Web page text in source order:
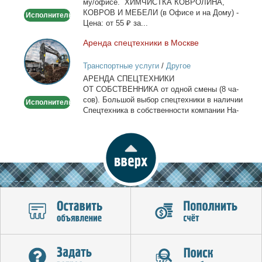
Исполнитель
му/офи­се. ХИМЧИСТКА КОВРОЛИНА,
КОВРОВ И МЕБЕЛИ (в Офи­се и на До­му) -
Це­на: от 55 ₽ за...
Аренда
спецтехники
в
Москве
Исполнитель
Арен­да спец­тех­ни­ки в Москве
Транспортные услуги/ Другое
АРЕНДА СПЕЦТЕХНИКИ
ОТ СОБСТВЕННИКА от од­ной сме­ны (8 ча­
сов). Боль­шой вы­бор спец­тех­ни­ки в на­ли­чии
Спец­тех­ни­ка в соб­ствен­но­сти ком­па­нии На­